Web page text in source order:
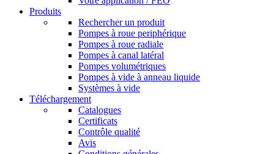
Produits
Rechercher un produit
Pompes à roue periphérique
Pompes à roue radiale
Pompes à canal latéral
Pompes volumétriques
Pompes à vide à anneau liquide
Systèmes à vide
Téléchargement
Catalogues
Certificats
Contrôle qualité
Avis